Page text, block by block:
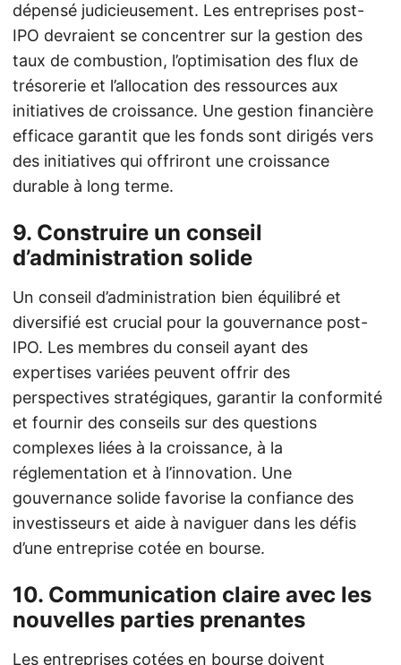
dépensé judicieusement. Les entreprises post-
IPO devraient se concentrer sur la gestion des
taux de combustion, l’optimisation des flux de
trésorerie et l’allocation des ressources aux
initiatives de croissance. Une gestion financière
efficace garantit que les fonds sont dirigés vers
des initiatives qui offriront une croissance
durable à long terme.
9. Construire un conseil
d’administration solide
Un conseil d’administration bien équilibré et
diversifié est crucial pour la gouvernance post-
IPO. Les membres du conseil ayant des
expertises variées peuvent offrir des
perspectives stratégiques, garantir la conformité
et fournir des conseils sur des questions
complexes liées à la croissance, à la
réglementation et à l’innovation. Une
gouvernance solide favorise la confiance des
investisseurs et aide à naviguer dans les défis
d’une entreprise cotée en bourse.
10. Communication claire avec les
nouvelles parties prenantes
Les entreprises cotées en bourse doivent